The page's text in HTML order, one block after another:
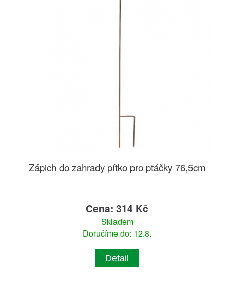
Zápich do zahrady pítko pro ptáčky 76,5cm
Cena: 314 Kč
Skladem
Doručíme do: 12.8.
Detail